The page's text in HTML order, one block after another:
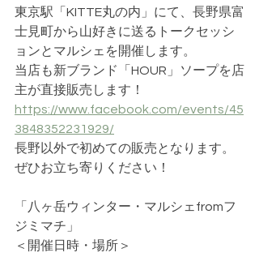
東京駅「KITTE丸の内」にて、長野県富
士見町から山好きに送るトークセッシ
ョンとマルシェを開催します。
当店も新ブランド「HOUR」ソープを店
主が直接販売します！
https://www.facebook.com/events/45
3848352231929/
長野以外で初めての販売となります。
ぜひお立ち寄りください！
「八ヶ岳ウィンター・マルシェfromフ
ジミマチ」
＜開催日時・場所＞